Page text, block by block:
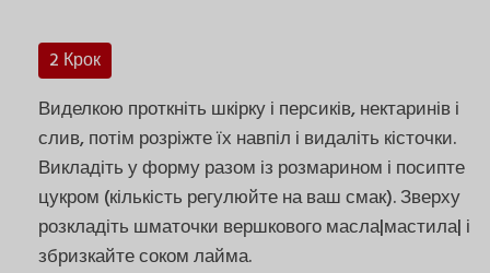
2 Крок
Виделкою проткніть шкірку і персиків, нектаринів і
слив, потім розріжте їх навпіл і видаліть кісточки.
Викладіть у форму разом із розмарином і посипте
цукром (кількість регулюйте на ваш смак). Зверху
розкладіть шматочки вершкового масла|мастила| і
збризкайте соком лайма.